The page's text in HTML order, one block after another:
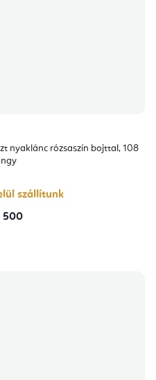
nyaklánc rózsaszín bojttal, 108
szállítunk
500